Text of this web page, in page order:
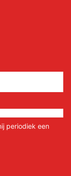
periodiek een